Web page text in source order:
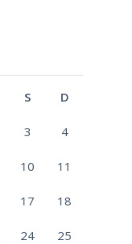
S D
3 4
10 11
17 18
24 25